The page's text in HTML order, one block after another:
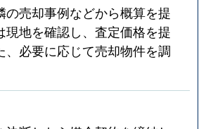
の売却事例などから概算を提
現地を確認し、査定価格を提
、必要に応じて売却物件を調